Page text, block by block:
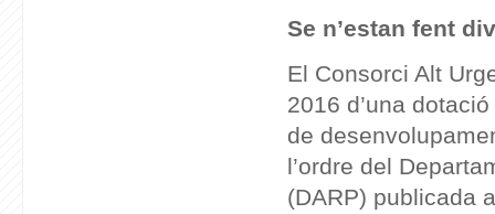
Se n’estan fent
El Consorci Alt
2016 d’una
de
l’ordre del
(DARP) publicada